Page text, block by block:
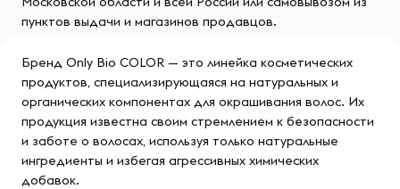
пунктов выдачи и магазинов продавцов.
Бренд Only Bio COLOR — это линейка косметических
продуктов, специализирующаяся на натуральных и
органических компонентах для окрашивания волос. Их
продукция известна своим стремлением к безопасности
и заботе о волосах, используя только натуральные
ингредиенты и избегая агрессивных химических
добавок.